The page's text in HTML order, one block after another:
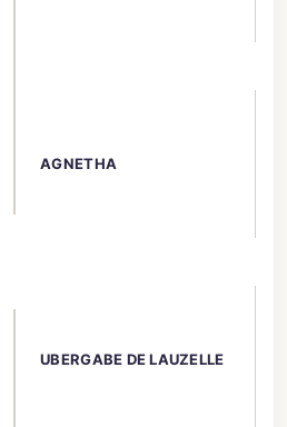
AGNETHA
UBERGABE DE LAUZELLE